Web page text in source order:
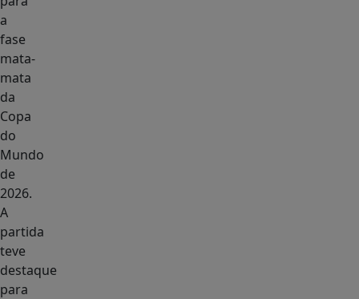
a
fase
mata-
mata
da
Copa
do
Mundo
de
2026.
A
partida
teve
destaque
para